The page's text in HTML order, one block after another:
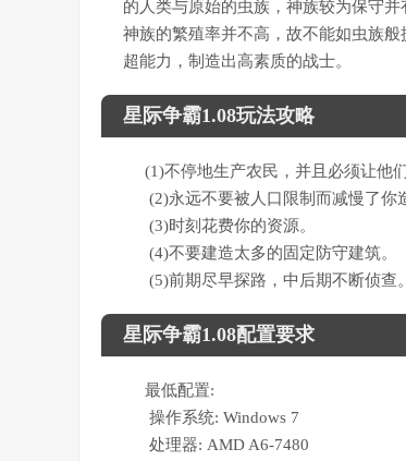
的人类与原始的虫族，神族较为保守
神族的繁殖率并不高，故不能如虫族
超能力，制造出高素质的战士。
星际争霸1.08玩法攻略
(1)不停地生产农民，并且必须让他们
(2)永远不要被人口限制而减慢了你
(3)时刻花费你的资源。
(4)不要建造太多的固定防守建筑。
(5)前期尽早探路，中后期不断侦查。
星际争霸1.08配置要求
最低配置:
操作系统: Windows 7
处理器: AMD A6-7480